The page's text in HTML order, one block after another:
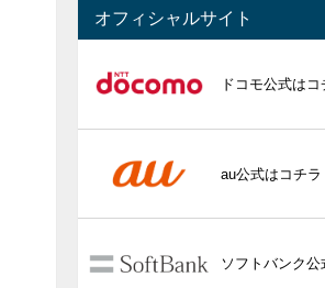
オフィシャルサイト
ドコモ公式はコ
au公式はコチラ
ソフトバンク公